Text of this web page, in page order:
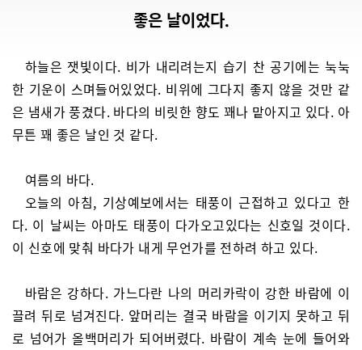
좋은 날이었다.
하늘은 잿빛이다. 비가 내리려는지 습기 찬 공기에는 눅눅
한 기운이 스며들어있었다. 비위에 그다지 좋지 않을 것만 같
은 냄새가 풍겼다. 바다의 비릿한 향도 꽤나 맡아지고 있다. 아
무튼 꽤 좋은 날인 것 같다.
여름의 바다.
오늘의 아침, 기상예보에서는 태풍이 근접하고 있다고 한
다. 이 날씨는 아마도 태풍이 다가오고있다는 신호일 것이다.
이 신호에 맞춰 바다가 내게 무언가를 전하려 하고 있다.
바람은 강하다. 가느다란 나의 머리카락이 강한 바람에 이
끌려 뒤로 넘겨진다. 앞머리는 결국 바람을 이기지 못하고 뒤
로 넘어가 올백머리가 되어버렸다. 바람이 계속 눈에 들어와